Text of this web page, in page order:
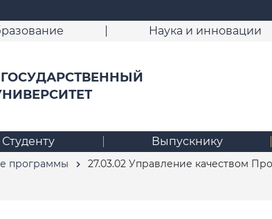
Наука и инновации
Студенту Выпускнику
программы
27.03.02 Управление качеством